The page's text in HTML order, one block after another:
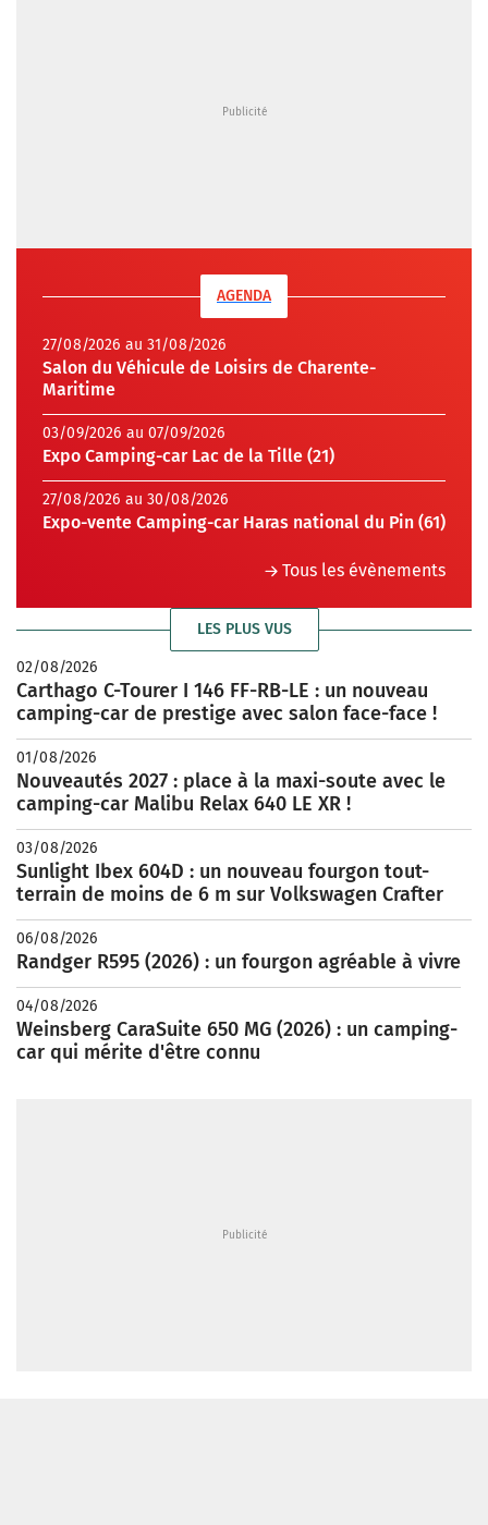
AGENDA
27/08/2026 au 31/08/2026
Salon du Véhicule de Loisirs de Charente-
Maritime
03/09/2026 au 07/09/2026
Expo Camping-car Lac de la Tille (21)
27/08/2026 au 30/08/2026
Expo-vente Camping-car Haras national du Pin (61)
Tous les évènements
LES PLUS VUS
02/08/2026
Carthago C-Tourer I 146 FF-RB-LE : un nouveau
camping-car de prestige avec salon face-face !
01/08/2026
Nouveautés 2027 : place à la maxi-soute avec le
camping-car Malibu Relax 640 LE XR !
03/08/2026
Sunlight Ibex 604D : un nouveau fourgon tout-
terrain de moins de 6 m sur Volkswagen Crafter
06/08/2026
Randger R595 (2026) : un fourgon agréable à vivre
04/08/2026
Weinsberg CaraSuite 650 MG (2026) : un camping-
car qui mérite d'être connu